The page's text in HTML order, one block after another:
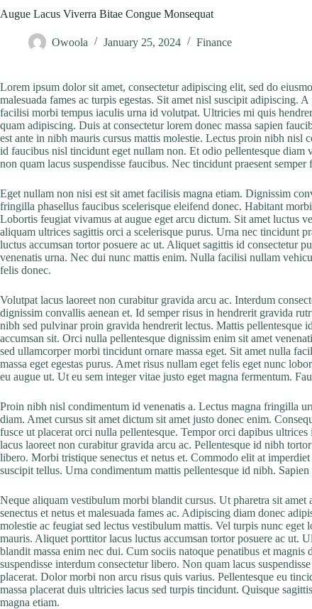
Augue Lacus Viverra Bitae Congue Monsequat
Owoola January 25, 2024 Finance
Lorem ipsum dolor sit amet, consectetur adipiscing elit, sed do
malesuada fames ac turpis egestas. Sit amet nisl suscipit adipiscing.
facilisi morbi tempus iaculis urna id volutpat. Ultricies mi quis
quam adipiscing. Duis at consectetur lorem donec massa sapien
est ante in nibh mauris cursus mattis molestie. Lectus proin nibh
id faucibus nisl tincidunt eget nullam non. Et odio pellentesque diam
non quam lacus suspendisse faucibus. Nec tincidunt praesent semper
Eget nullam non nisi est sit amet facilisis magna etiam. Dignissim
fringilla phasellus faucibus scelerisque eleifend donec. Habitant
Lobortis feugiat vivamus at augue eget arcu dictum. Sit amet luctus
aliquam ultrices sagittis orci a scelerisque purus. Urna nec tincidunt
luctus accumsan tortor posuere ac ut. Aliquet sagittis id consectetur
venenatis urna. Nec dui nunc mattis enim. Nulla facilisi nullam
felis donec.
Volutpat lacus laoreet non curabitur gravida arcu ac. Interdum
dignissim convallis aenean et. Id semper risus in hendrerit gravida
nibh sed pulvinar proin gravida hendrerit lectus. Mattis
accumsan sit. Orci nulla pellentesque dignissim enim sit amet
sed ullamcorper morbi tincidunt ornare massa eget. Sit amet nulla
massa eget egestas purus. Amet risus nullam eget felis eget nunc
eu augue ut. Ut eu sem integer vitae justo eget magna fermentum.
Proin nibh nisl condimentum id venenatis a. Lectus magna fringilla
diam. Amet cursus sit amet dictum sit amet justo donec enim.
fusce ut placerat orci nulla pellentesque. Tempor orci dapibus
lacus laoreet non curabitur gravida arcu ac. Pellentesque id nibh
libero. Morbi tristique senectus et netus et. Commodo elit at
suscipit tellus. Urna condimentum mattis pellentesque id nibh.
Neque aliquam vestibulum morbi blandit cursus. Ut pharetra sit
senectus et netus et malesuada fames ac. Adipiscing diam donec
molestie ac feugiat sed lectus vestibulum mattis. Vel turpis nunc
mauris. Aliquet porttitor lacus luctus accumsan tortor posuere ac ut.
blandit massa enim nec dui. Cum sociis natoque penatibus et
suspendisse interdum consectetur libero. Non quam lacus
placerat. Dolor morbi non arcu risus quis varius. Pellentesque eu
massa placerat duis ultricies lacus sed turpis tincidunt. Quisque
magna etiam.